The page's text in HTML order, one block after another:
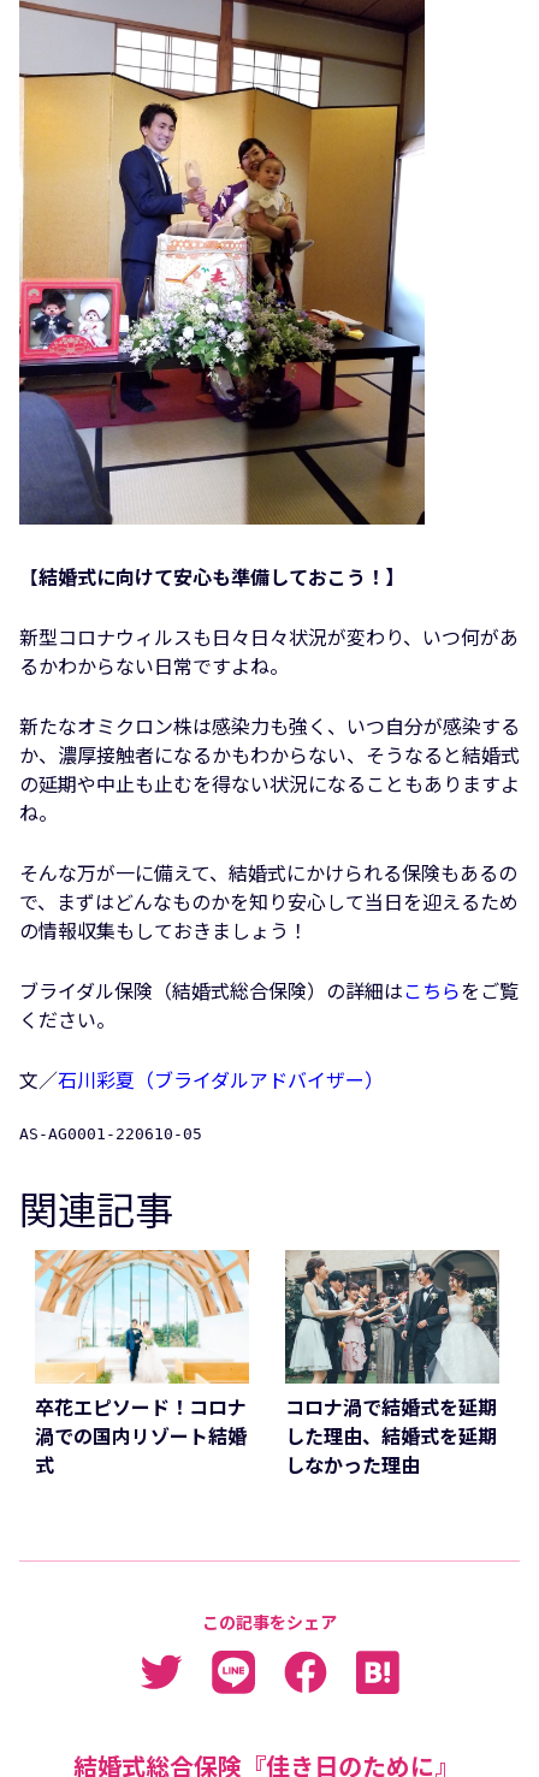
【結婚式に向けて安心も準備しておこう！】
新型コロナウィルスも日々日々状況が変わり、いつ何があ
るかわからない日常ですよね。
新たなオミクロン株は感染力も強く、いつ自分が感染する
か、濃厚接触者になるかもわからない、そうなると結婚式
の延期や中止も止むを得ない状況になることもありますよ
ね。
そんな万が一に備えて、結婚式にかけられる保険もあるの
で、まずはどんなものかを知り安心して当日を迎えるため
の情報収集もしておきましょう！
ブライダル保険（結婚式総合保険）の詳細はこちらをご覧
ください。
文／石川彩夏（ブライダルアドバイザー）
AS-AG0001-220610-05
関連記事
卒花エピソード！コロナ
渦での国内リゾート結婚
式
コロナ渦で結婚式を延期
した理由、結婚式を延期
しなかった理由
この記事をシェア
結婚式総合保険『佳き日のために』